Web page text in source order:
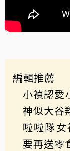
編輯推薦
小禎認
神似大谷
啦啦隊
要再送零